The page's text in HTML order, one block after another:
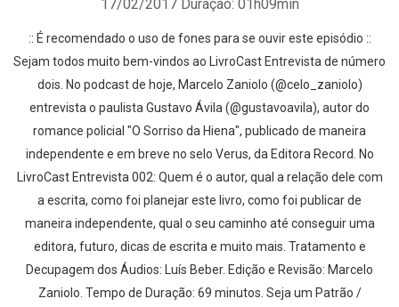
17/02/2017 Duração: 01h09min
:: É recomendado o uso de fones para se ouvir este episódio ::
Sejam todos muito bem-vindos ao LivroCast Entrevista de número
dois. No podcast de hoje, Marcelo Zaniolo (@celo_zaniolo)
entrevista o paulista Gustavo Ávila (@gustavoavila), autor do
romance policial "O Sorriso da Hiena", publicado de maneira
independente e em breve no selo Verus, da Editora Record. No
LivroCast Entrevista 002: Quem é o autor, qual a relação dele com
a escrita, como foi planejar este livro, como foi publicar de
maneira independente, qual o seu caminho até conseguir uma
editora, futuro, dicas de escrita e muito mais. Tratamento e
Decupagem dos Áudios: Luís Beber. Edição e Revisão: Marcelo
Zaniolo. Tempo de Duração: 69 minutos. Seja um Patrão /